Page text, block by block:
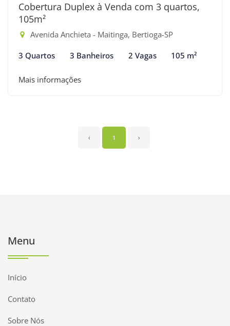
Cobertura Duplex à Venda com 3 quartos,
105m²
Avenida Anchieta - Maitinga, Bertioga-SP
3 Quartos 3 Banheiros 2 Vagas 105 m²
Mais informações
‹ 1 ›
Menu
Início
Contato
Sobre Nós